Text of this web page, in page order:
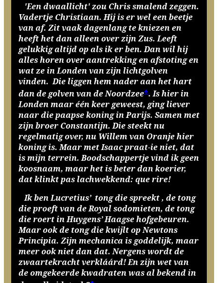
'Een dwaallicht' zou Chris smalend zeggen.
Vadertje Christiaan. Hij is er wel een beetje
van af. Zit vaak dagenlang te kniezen en
heeft het dan alleen over zijn Zus. Leeft
gelukkig altijd op als ik er ben. Dan wil hij
alles horen over aantrekking en afstoting en
wat ze in Londen van zijn lichtgolven
vinden. Die liggen hem nader aan het hart
dan de golven van de Noordzee♣. Is hier in
Londen maar één keer geweest, ging liever
naar die paapse koning in Parijs. Samen met
zijn broer Constantijn. Die steekt nu
regelmatig over, nu Willem van Oranje hier
koning is. Maar met Isaac praat-ie niet, dat
is mijn terrein. Boodschappertje vind ik geen
koosnaam, maar het is beter dan koerier,
dat klinkt pas lachwekkend: que rire!
Ik ben Lucretius’ tong die spreekt , de tong
die proeft van de Royal sodomieten, de tong
die roert in Huygens’ Haagse hofgebeuren.
Maar ook de tong die kwijlt op Newtons
Principia. Zijn mechanica is goddelijk, maar
meer ook niet dan dat. Nergens wordt de
zwaartekracht verkláárd! En zijn wet van
de omgekeerde kwadraten was al bekend in